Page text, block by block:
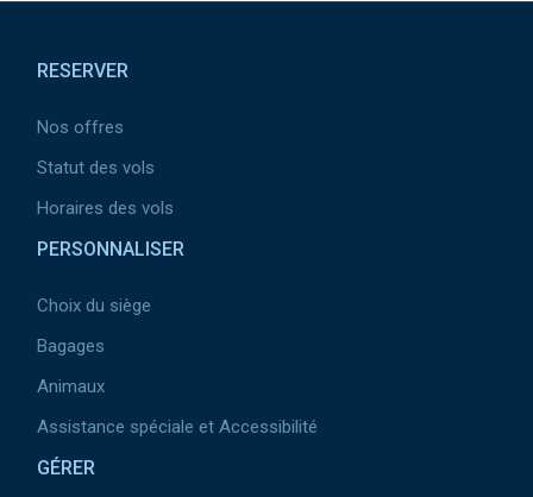
page
RESERVER
Nos offres
Statut des vols
Horaires des vols
PERSONNALISER
Choix du siège
Bagages
Animaux
Assistance spéciale et Accessibilité
GÉRER